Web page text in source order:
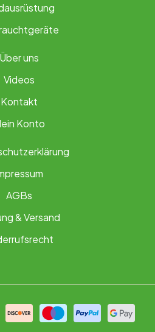
Über uns
Videos
Kontakt
Konto
AGBs
& Versand